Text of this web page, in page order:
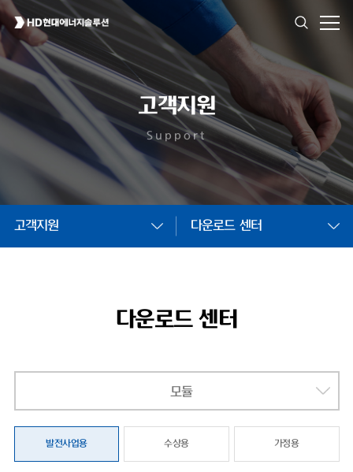
고객지원
Support
고객지원 다운로드 센터
다운로드 센터
모듈
발전사업용 수상용 가정용